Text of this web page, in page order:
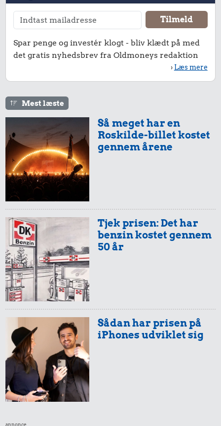
24 kr.
Røget sild
1 dåse suppe
18 kr.
Franskbrød
0,98 kr.
Tyggegummi
314 kr.
Bukser
Rugbrød
13 kr.
Syltede
rødbeder
Spar penge og investér klogt - bliv klædt på med
det gratis nyhedsbrev fra Oldmoneys redaktion
› Læs mere
Mest læste
Så meget har en
Roskilde-billet kostet
gennem årene
Tjek prisen: Det har
benzin kostet gennem
50 år
Sådan har prisen på
iPhones udviklet sig
annonce